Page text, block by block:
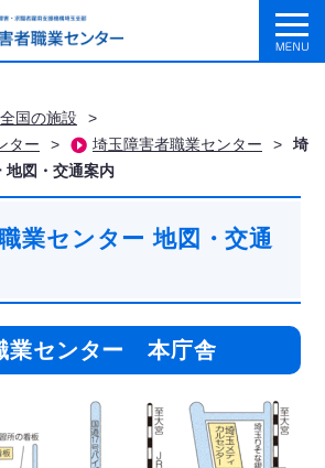
全国の施設
>
ター
> 埼玉障害者職業センター >
埼
地図・交通案内
業センター 地図・交通
業センター 本庁舎